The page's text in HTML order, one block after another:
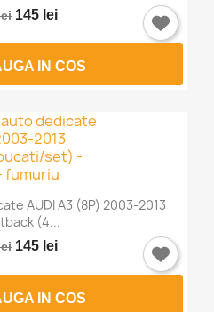
145 lei
IN COS
AUDI A3 (8P) 2003-2013
(4...
145 lei
IN COS